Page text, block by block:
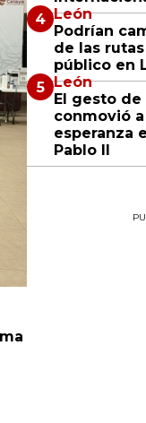
León
Podrían
de las
público en
León
El gesto
conmovió
esperanza
Pablo II